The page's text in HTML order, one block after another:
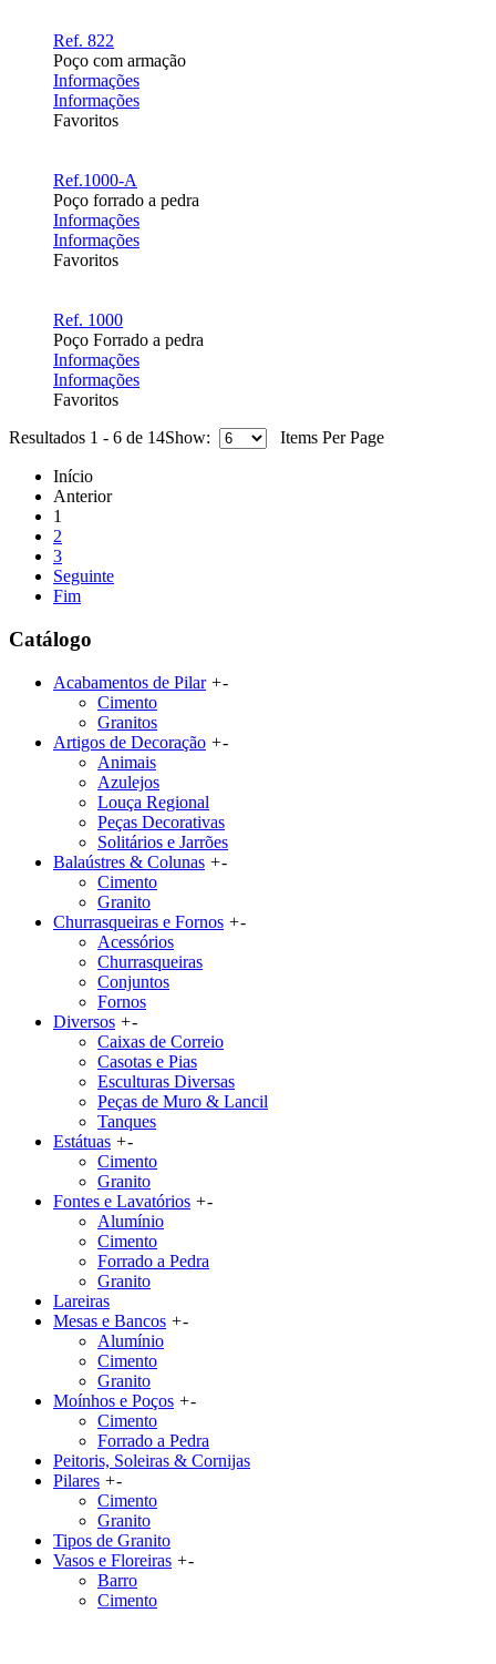
Ref. 822
Poço com armação
Informações
Informações
Favoritos
Ref.1000-A
Poço forrado a pedra
Informações
Informações
Favoritos
Ref. 1000
Poço Forrado a pedra
Informações
Informações
Favoritos
Resultados 1 - 6 de 14Show: Items Per Page
Início
Anterior
1
2
3
Seguinte
Fim
Catálogo
Acabamentos de Pilar +-
Cimento
Granitos
Artigos de Decoração +-
Animais
Azulejos
Louça Regional
Peças Decorativas
Solitários e Jarrões
Balaústres & Colunas +-
Cimento
Granito
Churrasqueiras e Fornos +-
Acessórios
Churrasqueiras
Conjuntos
Fornos
Diversos +-
Caixas de Correio
Casotas e Pias
Esculturas Diversas
Peças de Muro & Lancil
Tanques
Estátuas +-
Cimento
Granito
Fontes e Lavatórios +-
Alumínio
Cimento
Forrado a Pedra
Granito
Lareiras
Mesas e Bancos +-
Alumínio
Cimento
Granito
Moínhos e Poços +-
Cimento
Forrado a Pedra
Peitoris, Soleiras & Cornijas
Pilares +-
Cimento
Granito
Tipos de Granito
Vasos e Floreiras +-
Barro
Cimento